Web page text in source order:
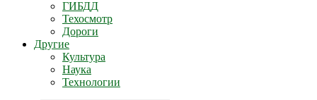
ГИБДД
Техосмотр
Дороги
Другие
Культура
Наука
Технологии